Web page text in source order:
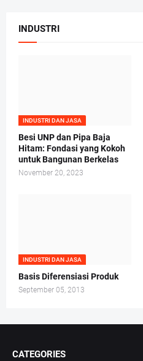
INDUSTRI
INDUSTRI DAN JASA
Besi UNP dan Pipa Baja
Hitam: Fondasi yang Kokoh
untuk Bangunan Berkelas
November 20, 2023
INDUSTRI DAN JASA
Basis Diferensiasi Produk
September 05, 2013
CATEGORIES